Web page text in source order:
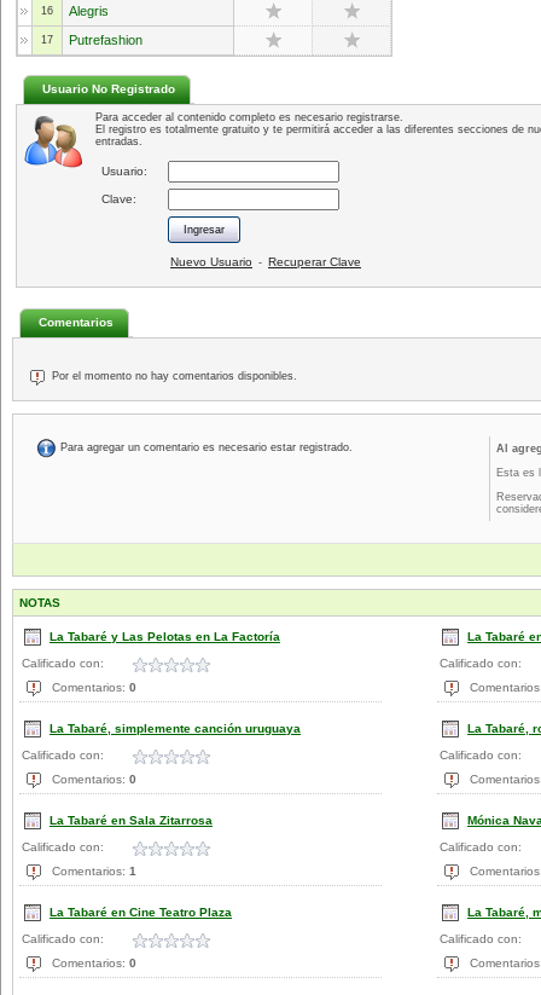
16 Alegris
17 Putrefashion
Usuario No Registrado
Para acceder al contenido completo es necesario registrarse.
El registro es totalmente gratuito y te permitirá acceder a las diferentes secciones de
entradas.
Usuario:
Clave:
Nuevo Usuario - Recuperar Clave
Comentarios
Por el momento no hay comentarios disponibles.
Para agregar un comentario es necesario estar registrado.
Al
Esta es
NOTAS
La Tabaré y Las Pelotas en La Factoría
Calificado con:
Comentarios: 0
La Tabaré
Calificado con:
La Tabaré, simplemente canción uruguaya
Calificado con:
Comentarios: 0
La Tabaré,
Calificado con:
La Tabaré en Sala Zitarrosa
Calificado con:
Comentarios: 1
Mónica
Calificado con:
La Tabaré en Cine Teatro Plaza
Calificado con:
Comentarios: 0
La Tabaré,
Calificado con: